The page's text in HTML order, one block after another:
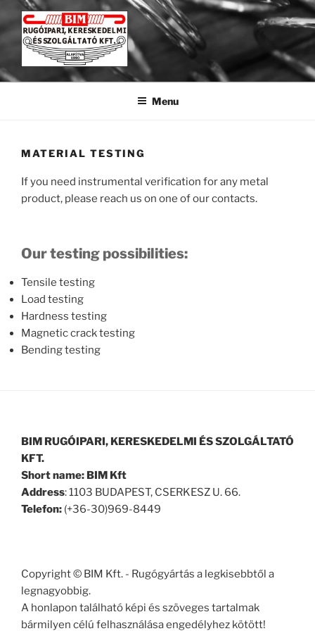
to
content
BIM KFT
Rugógyártás a legkisebbtől a legnagyobbig.
Menu
MATERIAL TESTING
If you need instrumental verification for any metal
product, please reach us on one of our contacts.
Our testing possibilities:
Tensile testing
Load testing
Hardness testing
Magnetic crack testing
Bending testing
BIM RUGÓIPARI, KERESKEDELMI ÉS SZOLGÁLTATÓ
KFT.
Short name: BIM Kft
Address: 1103 BUDAPEST, CSERKESZ U. 66.
Telefon: (+36-30)969-8449
Copyright © BIM Kft. - Rugógyártás a legkisebbtől a
legnagyobbig.
A honlapon található képi és szöveges tartalmak
bármilyen célú felhasználása engedélyhez kötött!